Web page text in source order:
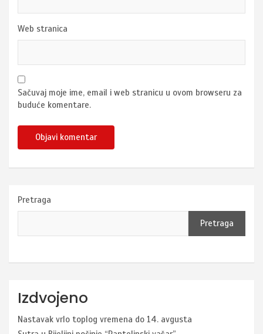
Web stranica
Sačuvaj moje ime, email i web stranicu u ovom browseru za
buduće komentare.
Pretraga
Pretraga
Izdvojeno
Nastavak vrlo toplog vremena do 14. avgusta